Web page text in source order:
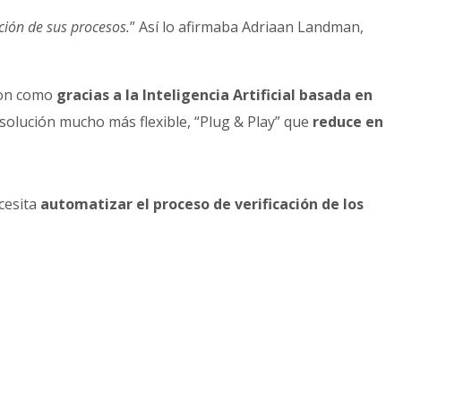
de sus procesos.” Así lo afirmaba Adriaan Landman,
como gracias a la Inteligencia Artificial basada en
mucho más flexible, “Plug & Play” que reduce en
automatizar el proceso de verificación de los